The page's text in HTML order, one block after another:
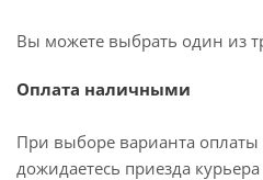
Вы можете выбрать один из
Оплата наличными
При выборе варианта
дожидаетесь приезда